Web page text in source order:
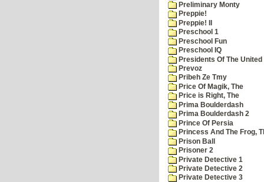
Preliminary Monty
Preppie!
Preppie! II
Preschool 1
Preschool Fun
Preschool IQ
Presidents Of The
Prevoz
Pribeh Ze Tmy
Price Of Magik, The
Price is Right, The
Prima Boulderdash
Prima Boulderdash 2
Prince Of Persia
Princess And The Frog,
Prison Ball
Prisoner 2
Private Detective 1
Private Detective 2
Private Detective 3